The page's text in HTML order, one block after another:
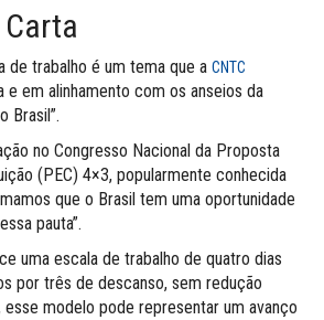
de trabalho é um tema que aCNTC
em alinhamento com os anseios da
Brasil”.
no Congresso Nacional da Proposta
(PEC) 4×3, popularmente conhecida
que o Brasil tem uma oportunidade
pauta”.
uma escala de trabalho de quatro dias
por três de descanso, sem redução
esse modelo pode representar um avanço